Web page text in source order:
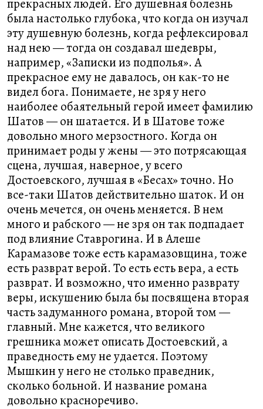
прекрасных людей. Его душевная болезнь
была настолько глубока, что когда он изучал
эту душевную болезнь, когда рефлексировал
над нею — тогда он создавал шедевры,
например, «Записки из подполья». А
прекрасное ему не давалось, он как-то не
видел бога. Понимаете, не зря у него
наиболее обаятельный герой имеет фамилию
Шатов — он шатается. И в Шатове тоже
довольно много мерзостного. Когда он
принимает роды у жены — это потрясающая
сцена, лучшая, наверное, у всего
Достоевского, лучшая в «Бесах» точно. Но
все-таки Шатов действительно шаток. И он
очень мечется, он очень меняется. В нем
много и рабского — не зря он так подпадает
под влияние Ставрогина. И в Алеше
Карамазове тоже есть карамазовщина, тоже
есть разврат верой. То есть есть вера, а есть
разврат. И возможно, что именно разврату
веры, искушению была бы посвящена вторая
часть задуманного романа, второй том —
главный. Мне кажется, что великого
грешника может описать Достоевский, а
праведность ему не удается. Поэтому
Мышкин у него не столько праведник,
сколько больной. И название романа
довольно красноречиво.